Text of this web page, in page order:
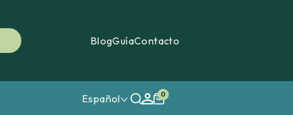
BlogGuíaContacto
Español 0